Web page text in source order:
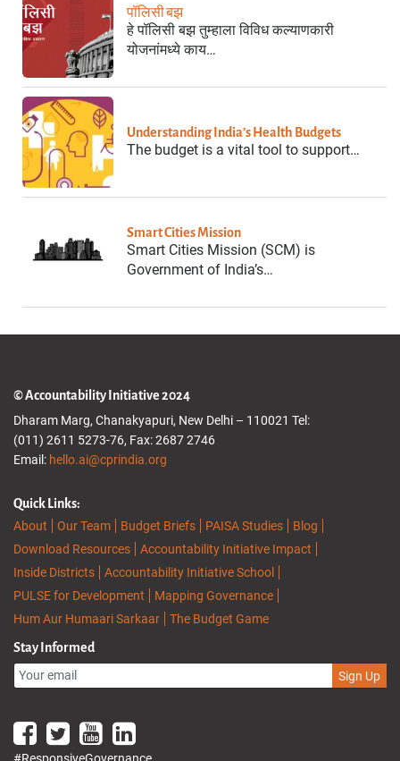
पॉलिसी बझ
हे पॉलिसी बझ तुम्हाला विविध कल्याणकारी
योजनांमध्ये काय…
Understanding India’s Health Budgets
The budget is a vital tool to support…
Smart Cities Mission
Smart Cities Mission (SCM) is
Government of India’s…
© Accountability Initiative 2024
Dharam Marg, Chanakyapuri, New Delhi – 110021 Tel:
(011) 2611 5273-76, Fax: 2687 2746
Email: hello.ai@cprindia.org
Quick Links:
About
Our Team Budget Briefs PAISA Studies
Blog
Download Resources
Accountability Initiative Impact
Inside Districts
Accountability Initiative School
PULSE for Development
Mapping Governance
Hum Aur Humaari Sarkaar
The Budget Game
Stay Informed
Sign Up